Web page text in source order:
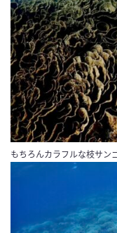
もちろんカラフルな枝サン